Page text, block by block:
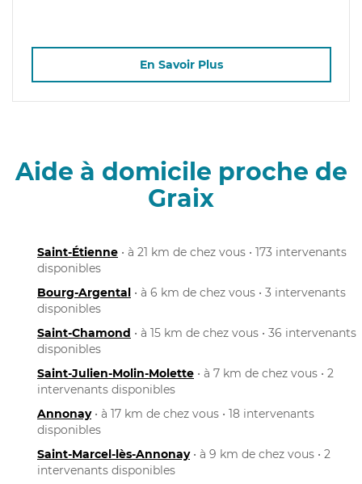
En Savoir Plus
Aide à domicile proche de
Graix
Saint-Étienne • à 21 km de chez vous • 173 intervenants
disponibles
Bourg-Argental • à 6 km de chez vous • 3 intervenants
disponibles
Saint-Chamond • à 15 km de chez vous • 36 intervenants
disponibles
Saint-Julien-Molin-Molette • à 7 km de chez vous • 2
intervenants disponibles
Annonay• à 17 km de chez vous • 18 intervenants
disponibles
Saint-Marcel-lès-Annonay• à 9 km de chez vous • 2
intervenants disponibles